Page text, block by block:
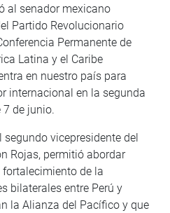
al senador mexicano
Partido Revolucionario
Permanente de
Latina y el Caribe
en nuestro país para
internacional en la segunda
7 de junio.
vicepresidente del
Rojas, permitió abordar
de la
bilaterales entre Perú y
la Alianza del Pacífico y que